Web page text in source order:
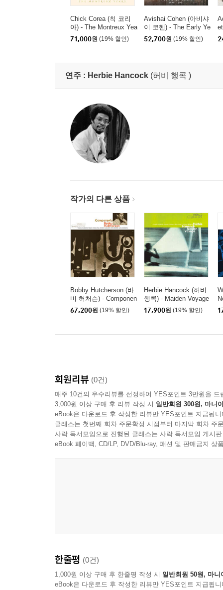
Chick Corea (칙 코리
아) - The Montreux Yea
rs [2LP]
71,000원 (19% 할인)
Avishai Cohen (아비샤
이 코헨) - The Early Ye
ars 1998~2001 [4CD
박스세트]
52,700원 (19% 할인)
연주 : Herbie Hancock (허비 행콕 )
작가의 다른 상품
Bobby Hutcherson (바
비 허처슨) - Componen
ts [LP]
67,200원 (19% 할인)
Herbie Hancock (허비
행콕) - Maiden Voyage
17,900원 (19% 할인)
회원리뷰 (0건)
매주 10건의 우수리뷰를 선정하여 YES포인트 3만원을 드
3,000원 이상 구매 후 리뷰 작성 시 일반회원 300원, 마니
eBook은 다운로드 후 작성한 리뷰만 YES포인트 지급됩니
클래스는 첫번째 회차 주문확정 시점부터 마지막 회차 주
사락 독서모임으로 진행된 클래스는 사락 독서모임 게시
eBook 페이백, CD/LP, DVD/Blu-ray, 패션 및 판매금지 상
한줄평 (0건)
1,000원 이상 구매 후 한줄평 작성 시 일반회원 50원, 마니
eBook은 다운로드 후 작성한 리뷰만 YES포인트 지급됩니